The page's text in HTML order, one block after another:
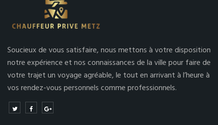
Soucieux de vous satisfaire, nous mettons à votre disposition
notre expérience et nos connaissances de la ville pour faire de
votre trajet un voyage agréable, le tout en arrivant à l’heure à
vos rendez-vous personnels comme professionnels.